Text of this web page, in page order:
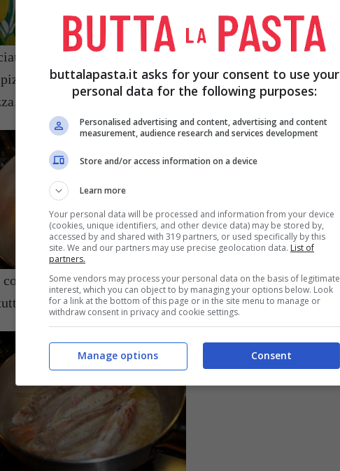
e mettetelo in una capace padella con un po’
di sale. Fatele cuocere qualche minuto, poi
completate la cottura delle triglie. Poi toglietele dalla
la loro polpa, e mettetela da parte.
buttalapasta.it asks for your consent to use your
personal data for the following purposes:
Personalised advertising and content, advertising and content
measurement, audience research and services development
Store and/or access information on a device
Learn more
Your personal data will be processed and information from your device
(cookies, unique identifiers, and other device data) may be stored by,
accessed by and shared with 319 partners, or used specifically by this
site. We and our partners may use precise geolocation data. List of
partners.
Some vendors may process your personal data on the basis of legitimate
interest, which you can object to by managing your options below. Look
for a link at the bottom of this page or in the site menu to manage or
withdraw consent in privacy and cookie settings.
Consent
Manage options